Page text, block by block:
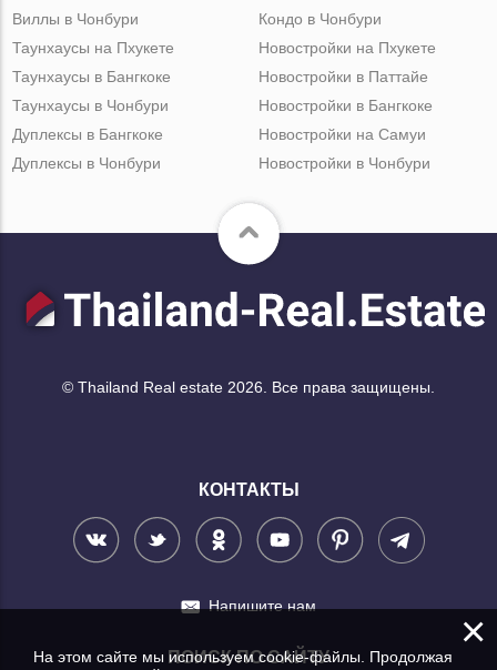
Виллы в Чонбури
Кондо в Чонбури
Таунхаусы на Пхукете
Таунхаусы в Бангкоке
Таунхаусы в Чонбури
Дуплексы в Бангкоке
Дуплексы в Чонбури
Новостройки на Пхукете
Новостройки в Паттайе
Новостройки в Бангкоке
Новостройки на Самуи
Новостройки в Чонбури
© Thailand Real estate 2026. Все права защищены.
КОНТАКТЫ
Напишите нам
ПОИСК ПО САЙТУ
×
На этом сайте мы используем cookie-файлы. Продолжая